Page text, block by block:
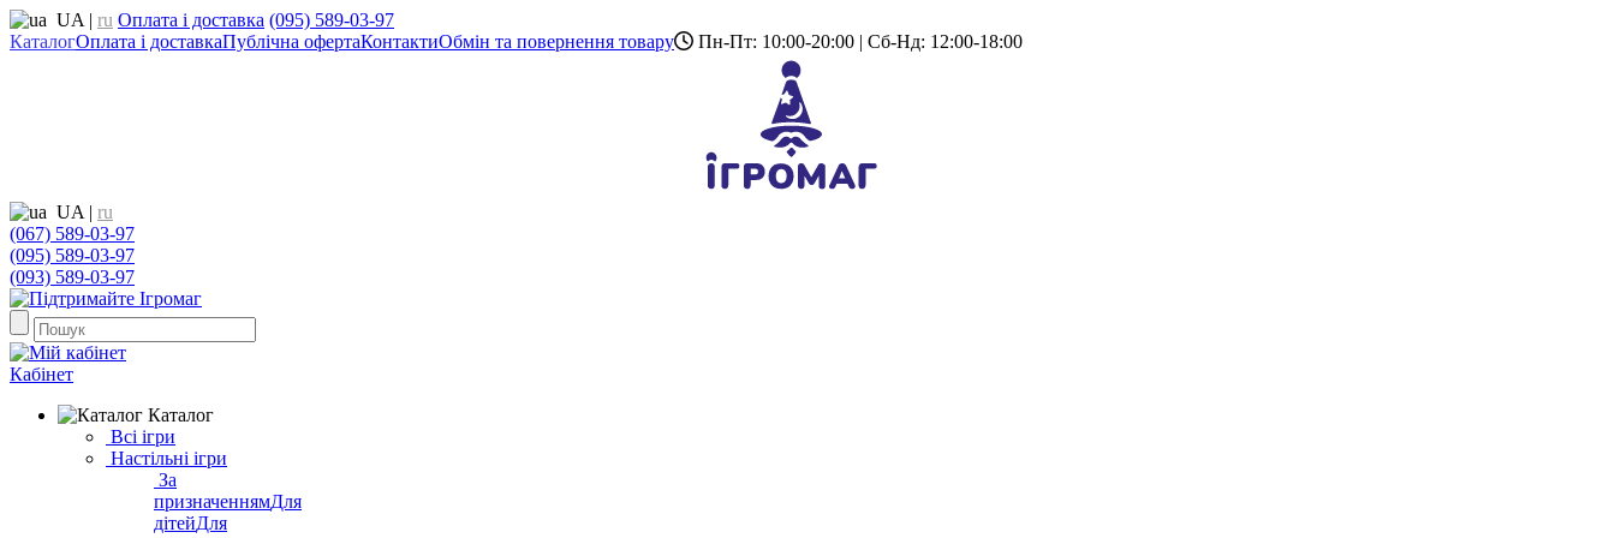
UA | ru Оплата і доставка (095) 589-03-97
КаталогОплата і доставкаПублічна офертаКонтактиОбмін та повернення товару Пн-Пт: 10:00-20:00 | Сб-Нд: 12:00-18:00
UA | ru
(067) 589-03-97
(095) 589-03-97
(093) 589-03-97
Кабінет
Каталог
Всі ігри
Настільні ігри
За
призначеннямДля
дітейДля